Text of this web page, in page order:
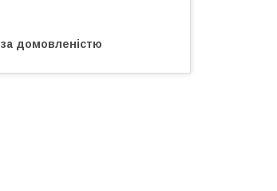
за домовленістю